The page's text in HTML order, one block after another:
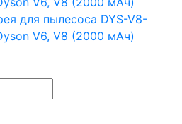
для пылесоса DYS-V8-
V6, V8 (2000 мАч)